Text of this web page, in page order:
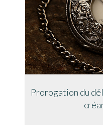
Prorogation du